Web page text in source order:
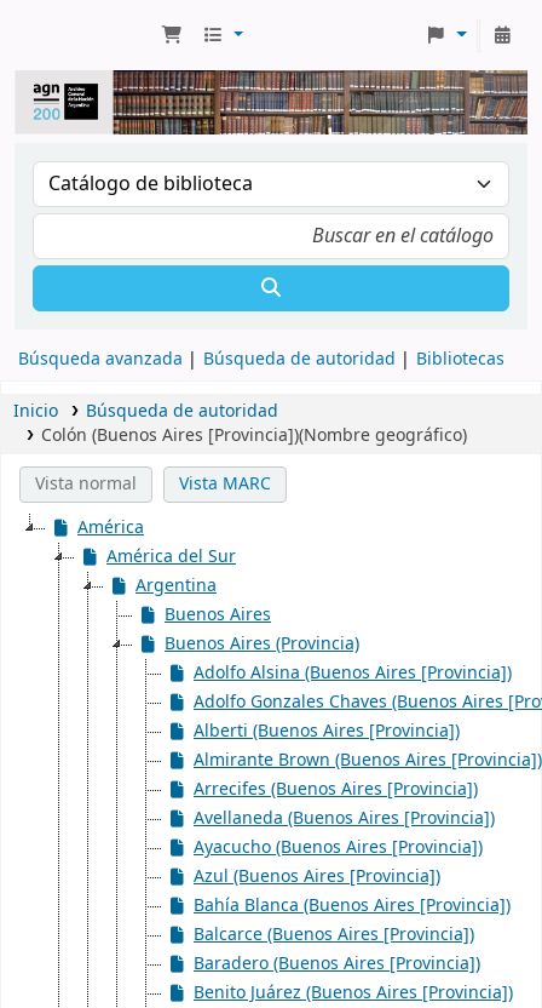
Búsqueda avanzada Búsqueda de autoridad Bibliotecas
Inicio
Búsqueda de autoridad
Colón (Buenos Aires [Provincia])(Nombre geográfico)
Vista normal
Vista MARC
América
América del Sur
Argentina
Buenos Aires
Buenos Aires (Provincia)
Adolfo Alsina (Buenos Aires [Provincia])
Adolfo Gonzales Chaves (Buenos Aires
Alberti (Buenos Aires [Provincia])
Almirante Brown (Buenos Aires [Provincia])
Arrecifes (Buenos Aires [Provincia])
Avellaneda (Buenos Aires [Provincia])
Ayacucho (Buenos Aires [Provincia])
Azul (Buenos Aires [Provincia])
Bahía Blanca (Buenos Aires [Provincia])
Balcarce (Buenos Aires [Provincia])
Baradero (Buenos Aires [Provincia])
Benito Juárez (Buenos Aires [Provincia])